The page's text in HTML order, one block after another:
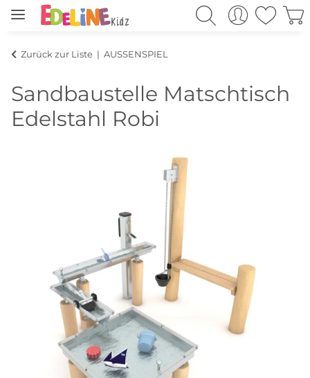
Zurück zur Liste AUSSENSPIEL
Sandbaustelle Matschtisch
Edelstahl Robi